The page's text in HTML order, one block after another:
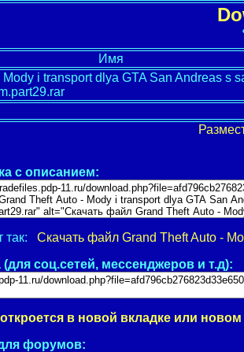
Имя
i transport dlya GTA San Andreas s
с описанием:
так: Скачать файл Grand Theft Auto -
соц.сетей, мессенджеров и т.д):
в новой вкладке или новом
форумов: